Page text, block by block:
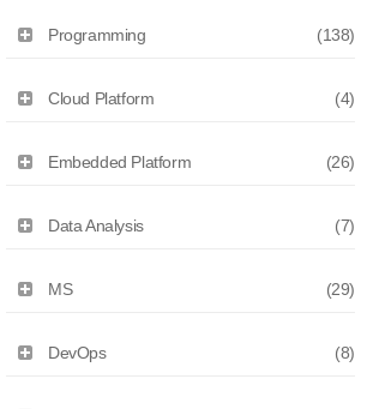
Programming (138)
Cloud Platform (4)
Embedded Platform (26)
Data Analysis (7)
MS (29)
DevOps (8)